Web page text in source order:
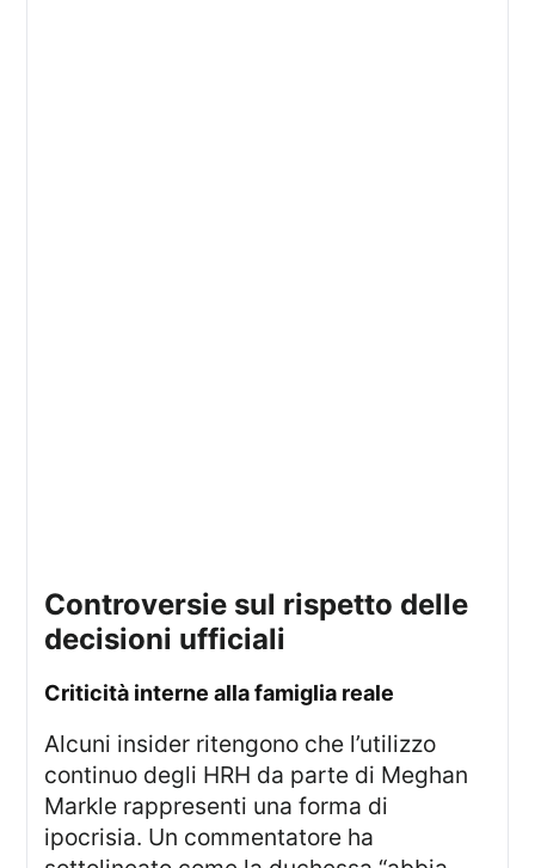
controversie sul rispetto delle
decisioni ufficiali
criticità interne alla famiglia reale
Alcuni insider ritengono che l’utilizzo
continuo degli HRH da parte di Meghan
Markle rappresenti una forma di
ipocrisia. Un commentatore ha